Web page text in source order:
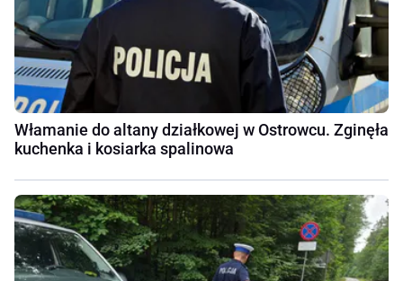
Włamanie do altany działkowej w Ostrowcu. Zginęła
kuchenka i kosiarka spalinowa